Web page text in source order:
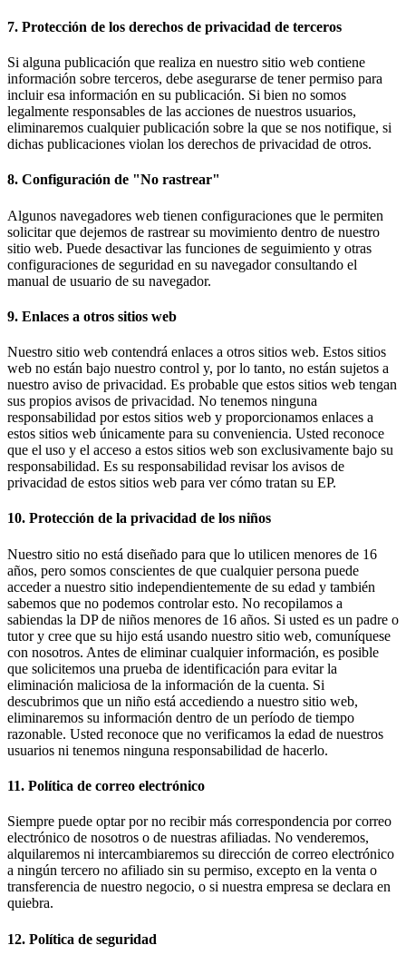
7. Protección de los derechos de privacidad de terceros
Si alguna publicación que realiza en nuestro sitio web contiene
información sobre terceros, debe asegurarse de tener permiso para
incluir esa información en su publicación. Si bien no somos
legalmente responsables de las acciones de nuestros usuarios,
eliminaremos cualquier publicación sobre la que se nos notifique, si
dichas publicaciones violan los derechos de privacidad de otros.
8. Configuración de "No rastrear"
Algunos navegadores web tienen configuraciones que le permiten
solicitar que dejemos de rastrear su movimiento dentro de nuestro
sitio web. Puede desactivar las funciones de seguimiento y otras
configuraciones de seguridad en su navegador consultando el
manual de usuario de su navegador.
9. Enlaces a otros sitios web
Nuestro sitio web contendrá enlaces a otros sitios web. Estos sitios
web no están bajo nuestro control y, por lo tanto, no están sujetos a
nuestro aviso de privacidad. Es probable que estos sitios web tengan
sus propios avisos de privacidad. No tenemos ninguna
responsabilidad por estos sitios web y proporcionamos enlaces a
estos sitios web únicamente para su conveniencia. Usted reconoce
que el uso y el acceso a estos sitios web son exclusivamente bajo su
responsabilidad. Es su responsabilidad revisar los avisos de
privacidad de estos sitios web para ver cómo tratan su EP.
10. Protección de la privacidad de los niños
Nuestro sitio no está diseñado para que lo utilicen menores de 16
años, pero somos conscientes de que cualquier persona puede
acceder a nuestro sitio independientemente de su edad y también
sabemos que no podemos controlar esto. No recopilamos a
sabiendas la DP de niños menores de 16 años. Si usted es un padre o
tutor y cree que su hijo está usando nuestro sitio web, comuníquese
con nosotros. Antes de eliminar cualquier información, es posible
que solicitemos una prueba de identificación para evitar la
eliminación maliciosa de la información de la cuenta. Si
descubrimos que un niño está accediendo a nuestro sitio web,
eliminaremos su información dentro de un período de tiempo
razonable. Usted reconoce que no verificamos la edad de nuestros
usuarios ni tenemos ninguna responsabilidad de hacerlo.
11. Política de correo electrónico
Siempre puede optar por no recibir más correspondencia por correo
electrónico de nosotros o de nuestras afiliadas. No venderemos,
alquilaremos ni intercambiaremos su dirección de correo electrónico
a ningún tercero no afiliado sin su permiso, excepto en la venta o
transferencia de nuestro negocio, o si nuestra empresa se declara en
quiebra.
12. Política de seguridad